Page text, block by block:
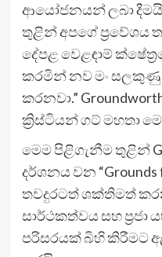
ආයෝජනයන් ලබා
තුළින් අපගේ ප්‍රවේශය
දේපළ වෙළඳාම්
කරමින් නව මං සලකුණු
කරනවා.”
ක්‍රිස්ටියන් ගට් මහතා
මෙම පිළිගැනීම තුළින්
දර්ශනය වන
තවදුරටත් ශක්තිමත්
සාර්ථකත්වය සහ
පරිසරයක් බිහි කිරීමට